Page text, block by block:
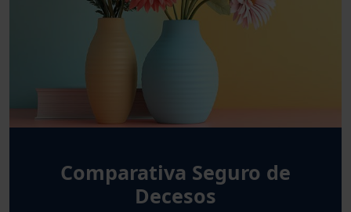
Comparativa Seguro de
Decesos